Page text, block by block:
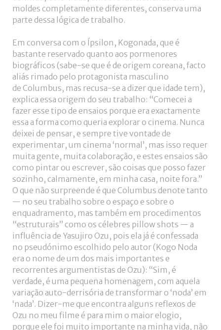
moldes completamente diferentes, conserva uma
parte dessa lógica de trabalho.
Em conversa com o Ípsilon, Kogonada, que é
bastante reservado quanto aos pormenores
biográficos (sabe-se que é de origem coreana, facto
aliás rimado pelo protagonista masculino
de Columbus, mas recusa-se a dizer que idade tem),
explica essa origem do seu trabalho: “Comecei a
fazer esse tipo de ensaios porque era exactamente
essa a forma como queria explorar o cinema. Nunca
deixei de pensar, e sempre tive vontade de
experimentar, um cinema ‘normal’, mas isso requer
muita gente, muita colaboração, e estes ensaios são
como pintar ou escrever, são coisas que posso fazer
sozinho, calmamente, em minha casa, noite fora.”
O que não surpreende é que Columbus denote tanto
— no seu trabalho sobre o espaço e sobre o
enquadramento, mas também em procedimentos
“estruturais” como os célebres pillow shots — a
influência de Yasujiro Ozu, pois ela já é confessada
no pseudónimo escolhido pelo autor (Kogo Noda
era o nome de um dos mais importantes e
recorrentes argumentistas de Ozu): “Sim, é
verdade, é uma pequena homenagem, com aquela
variação auto-derrisória de transformar o ‘noda’ em
‘nada’. Dizer-me que encontra alguns reflexos de
Ozu no meu filme é para mim o maior elogio,
porque ele foi muito importante na minha vida, não